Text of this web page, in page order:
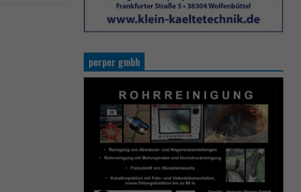
perper gmbh